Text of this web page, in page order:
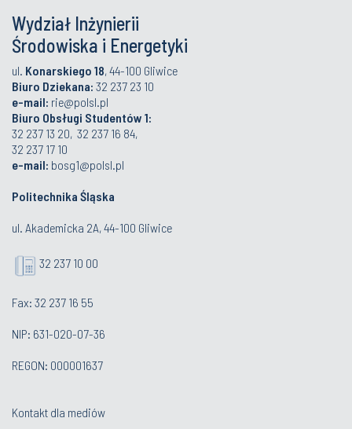
Wydział Inżynierii
Środowiska i Energetyki
ul. Konarskiego 18, 44-100 Gliwice
Biuro Dziekana: 32 237 23 10
e-mail: rie@polsl.pl
Biuro Obsługi Studentów 1:
32 237 13 20, 32 237 16 84,
32 237 17 10
e-mail: bosg1@polsl.pl
Politechnika Śląska
ul. Akademicka 2A, 44-100 Gliwice
32 237 10 00
Fax: 32 237 16 55
NIP: 631-020-07-36
REGON: 000001637
Kontakt dla mediów